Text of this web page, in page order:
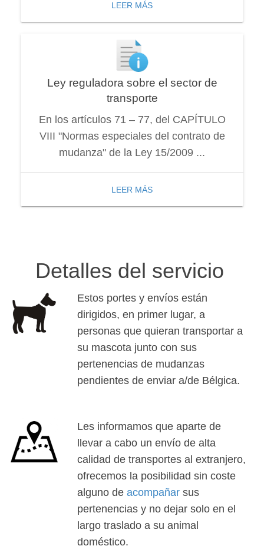
LEER MÁS
Ley reguladora sobre el sector de
transporte
En los artículos 71 – 77, del CAPÍTULO
VIII "Normas especiales del contrato de
mudanza" de la Ley 15/2009 ...
LEER MÁS
Detalles del servicio
Estos portes y envíos están
dirigidos, en primer lugar, a
personas que quieran transportar a
su mascota junto con sus
pertenencias de mudanzas
pendientes de enviar a/de Bélgica.
Les informamos que aparte de
llevar a cabo un envío de alta
calidad de transportes al extranjero,
ofrecemos la posibilidad sin coste
alguno de acompañar sus
pertenencias y no dejar solo en el
largo traslado a su animal
doméstico.